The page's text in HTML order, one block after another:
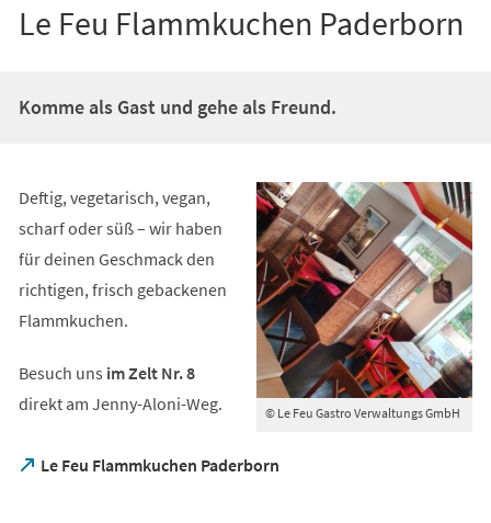
Le Feu Flammkuchen Paderborn
Komme als Gast und gehe als Freund.
© Le Feu Gastro Verwaltungs GmbH
Deftig, vegetarisch, vegan,
scharf oder süß – wir haben
für deinen Geschmack den
richtigen, frisch gebackenen
Flammkuchen.
Besuch uns im Zelt Nr. 8
direkt am Jenny-Aloni-Weg.
Le Feu Flammkuchen Paderborn
(Öffnet